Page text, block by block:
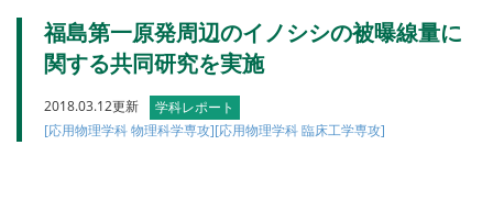
福島第一原発周辺のイノシシの被曝線量に
関する共同研究を実施
2018.03.12更新
学科レポート
[応用物理学科 物理科学専攻][応用物理学科 臨床工学専攻]